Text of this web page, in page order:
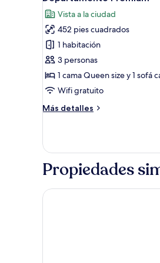
todas
las
fotos
de
Departamento
Premium
Vista a la ciudad
452 pies cuadrados
1 habitación
3 personas
1 cama Queen size y 1 sofá
Wifi gratuito
Más detalles
Más
Premium
Propiedades
Avli Residences